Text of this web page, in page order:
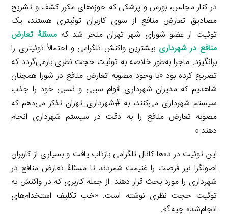
در کنار مجلس، بورس و پزشکی که حوزه‌های مکرر کشف و تشریح
مصادیق تعارض منافع از سوی کاربران توئیتری هستند، یک
توئیت از عضو شورای شهر تهران منجر شد کهمسئلۀ تعارض
منافع در شهرداری بیشترین واکنش تلگرامی و احتمالاً توئیتری را
برانگیزد. ماجرا به‌طور خلاصه به توئیت حجت نظری بازمی‌گردد که
تصریح کرده بود «با وجود مصوبه تعارض منافع در شورا همچنان
شاهدیم که مدیران شهرداری اقوام سببی و نسبی خود را جذب
سیستم شهرداری می‌کنند، به #شهرداری_تهران تذکر می‌دهم که
مصوبه تعارض منافع را به دقت در سیستم شهرداری انجام
دهند.»
این توئیت در ده‌ها کانال تلگرامی بازتاب یافت و بسیاری از کاربران
اصولگرا نیز فرصت را غنیمت شمردند تا مسئلۀ تعارض منافع در
شهرداری را مورد بحث قرار دهند. از جمله کاربری که در واکنش به
توئیت حجت نظری نوشته است: «خب تکلیف استخدام‌های
انجام‌شده چیه؟».